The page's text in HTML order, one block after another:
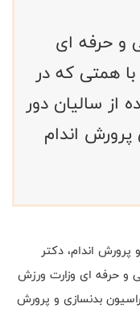
و حرفه ای
همتی که در
از سالیان دور
اندام
اندام، دکتر
و حرفه ای وزارت ورزش
بدنسازی و پرورش